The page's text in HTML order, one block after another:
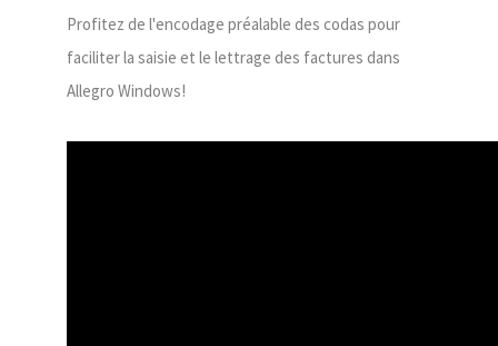
Profitez de l'encodage préalable des codas pour
faciliter la saisie et le lettrage des factures dans
Allegro Windows!